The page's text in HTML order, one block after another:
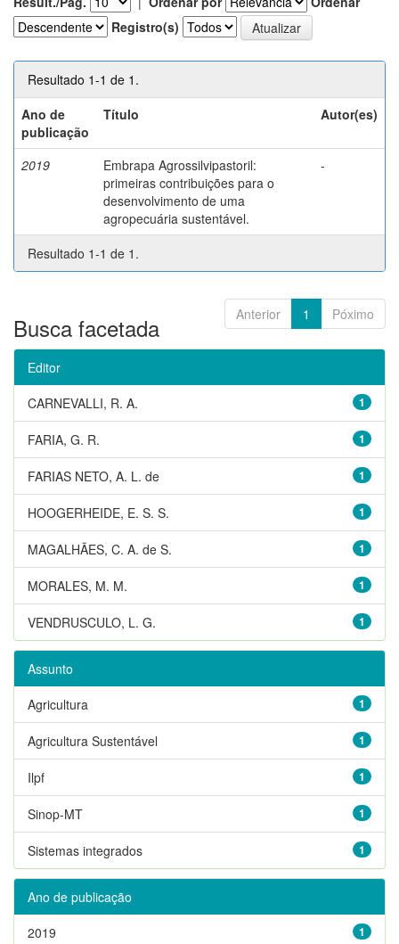
Registro(s)
Resultado 1-1 de 1.
Ano de
publicação
Título Autor(es)
2019
Embrapa Agrossilvipastoril:
primeiras contribuições para o
desenvolvimento de uma
agropecuária sustentável.
-
Resultado 1-1 de 1.
Anterior 1 Póximo
Busca facetada
Editor
1
CARNEVALLI, R. A.
1
FARIA, G. R.
1
FARIAS NETO, A. L. de
1
HOOGERHEIDE, E. S. S.
1
MAGALHÃES, C. A. de S.
1
MORALES, M. M.
1
VENDRUSCULO, L. G.
Assunto
1
Agricultura
1
Agricultura Sustentável
1
Ilpf
1
Sinop-MT
1
Sistemas integrados
Ano de publicação
1
2019